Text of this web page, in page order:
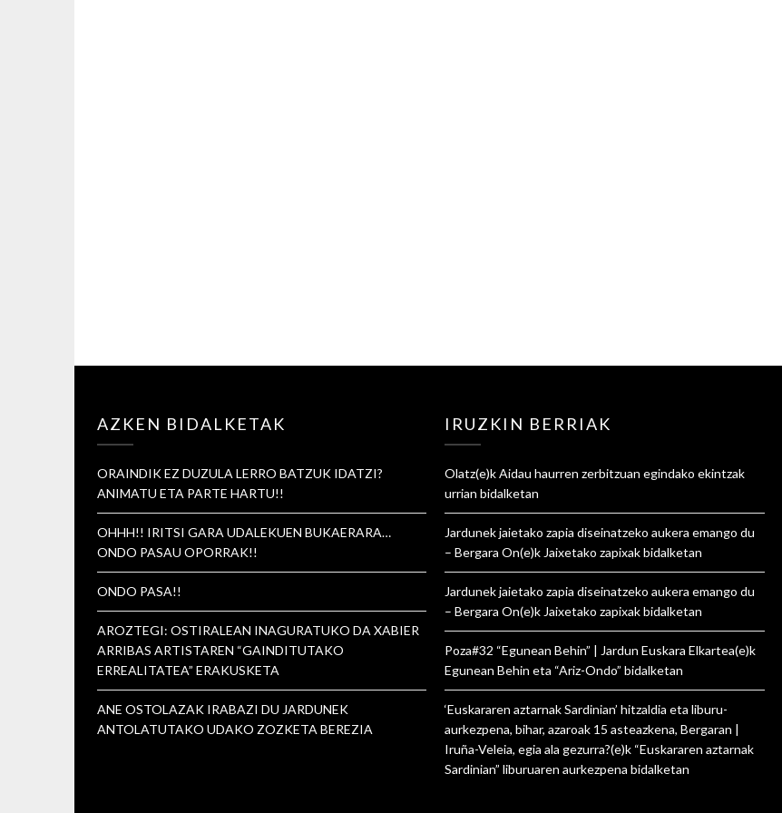
AZKEN BIDALKETAK
ORAINDIK EZ DUZULA LERRO BATZUK IDATZI?
ANIMATU ETA PARTE HARTU!!
OHHH!! IRITSI GARA UDALEKUEN BUKAERARA…
ONDO PASAU OPORRAK!!
ONDO PASA!!
AROZTEGI: OSTIRALEAN INAGURATUKO DA XABIER
ARRIBAS ARTISTAREN “GAINDITUTAKO
ERREALITATEA” ERAKUSKETA
ANE OSTOLAZAK IRABAZI DU JARDUNEK
ANTOLATUTAKO UDAKO ZOZKETA BEREZIA
IRUZKIN BERRIAK
Olatz(e)kAidau haurren zerbitzuan egindako ekintzak
urrian bidalketan
Jardunek jaietako zapia diseinatzeko aukera emango du
– Bergara On(e)k Jaixetako zapixakbidalketan
Jardunek jaietako zapia diseinatzeko aukera emango du
– Bergara On(e)k Jaixetako zapixakbidalketan
Poza#32 “Egunean Behin” | Jardun Euskara Elkartea(e)k
Egunean Behin eta “Ariz-Ondo” bidalketan
‘Euskararen aztarnak Sardinian’ hitzaldia eta liburu-
aurkezpena, bihar, azaroak 15 asteazkena, Bergaran |
Iruña-Veleia, egia ala gezurra?(e)k “Euskararen aztarnak
Sardinian” liburuaren aurkezpena bidalketan